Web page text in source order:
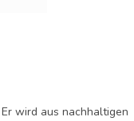
wird aus nachhaltigen